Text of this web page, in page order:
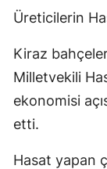
Üreticilerin
Kiraz
Milletvekili
ekonomisi
etti.
Hasat yapan